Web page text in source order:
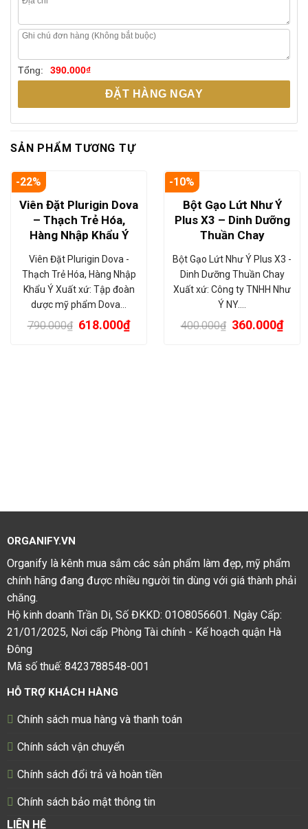
Tổng: 390.000₫
ĐẶT HÀNG NGAY
SẢN PHẨM TƯƠNG TỰ
-22%
Viên Đặt Plurigin Dova
– Thạch Trẻ Hóa,
Hàng Nhập Khẩu Ý
Viên Đặt Plurigin Dova -
Thạch Trẻ Hóa, Hàng Nhập
Khẩu Ý Xuất xứ: Tập đoàn
dược mỹ phẩm Dova…
790.000₫ 618.000₫
-10%
Bột Gạo Lứt Như Ý
Plus X3 – Dinh Dưỡng
Thuần Chay
Bột Gạo Lứt Như Ý Plus X3 -
Dinh Dưỡng Thuần Chay
Xuất xứ: Công ty TNHH Như
Ý NY.…
400.000₫ 360.000₫
ORGANIFY.VN
Organify là kênh mua sắm các sản phẩm làm đẹp, mỹ phẩm
chính hãng đang được nhiều người tin dùng với giá thành phải
chăng.
Hộ kinh doanh Trần Di, Số ĐKKD: 01O8056601. Ngày Cấp:
21/01/2025, Nơi cấp Phòng Tài chính - Kế hoạch quận Hà
Đông
Mã số thuế: 8423788548-001
HỖ TRỢ KHÁCH HÀNG
Chính sách mua hàng và thanh toán
Chính sách vận chuyển
Chính sách đổi trả và hoàn tiền
Chính sách bảo mật thông tin
LIÊN HỆ